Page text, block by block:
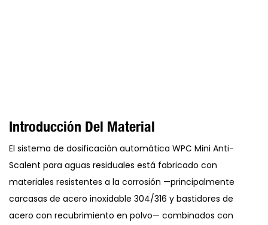
Introducción Del Material
El sistema de dosificación automática WPC Mini Anti-
Scalent para aguas residuales está fabricado con
materiales resistentes a la corrosión —principalmente
carcasas de acero inoxidable 304/316 y bastidores de
acero con recubrimiento en polvo— combinados con